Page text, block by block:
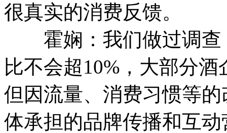
很真实的消费反馈。
霍娴：我们做过调查
比不会超10%，大部分
但因流量、消费习惯等
体承担的品牌传播和互